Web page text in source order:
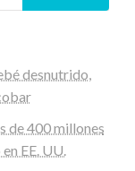
desnutrido,
de 400 millones
EE. UU.